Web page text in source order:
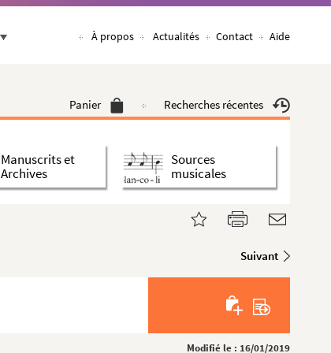
À propos Actualités Contact Aide
Panier Recherches récentes
Manuscrits et
Archives
Sources
musicales
Suivant
Modifié le : 16/01/2019